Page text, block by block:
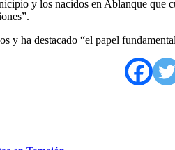
y los nacidos en Ablanque
y ha destacado “el papel